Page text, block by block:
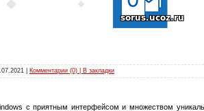
Комментарии (0) | В закладки
с приятным интерфейсом и множеством